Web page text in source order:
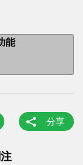
能
分享